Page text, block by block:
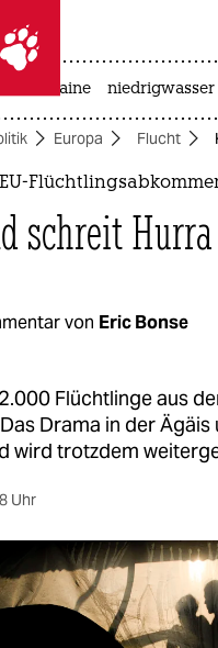
 taz zahl ich
taz zahl ich
der ukraine niedrigwasser
Europa Flucht
schreit Hurra
von Eric Bonse
Flüchtlinge aus
Drama in der Ägäis
wird trotzdem
Uhr